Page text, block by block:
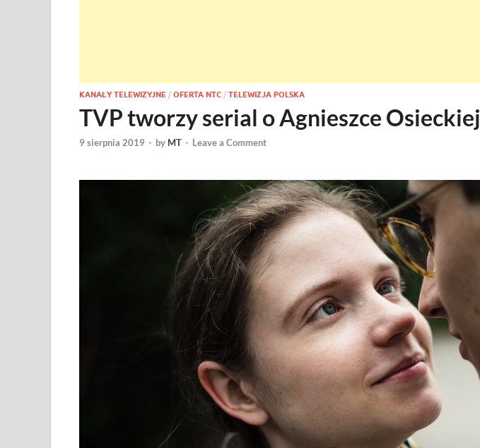
KANAŁY TELEWIZYJNE / OFERTA NTC / TELEWIZJA POLSKA
TVP tworzy serial o Agnieszce Osieckiej
9 sierpnia 2019 - by MT - Leave a Comment